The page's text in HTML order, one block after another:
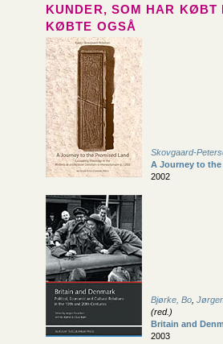
KUNDER, SOM HAR KØBT
KØBTE OGSÅ
Skovgaard-
A Journey to the
2002
Bjørke, Bo
(red.)
Britain and
2003